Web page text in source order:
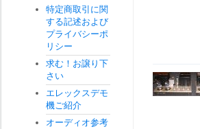
特定商取引に関
する記述および
プライバシーポ
リシー
求む！お譲り下
さい
エレックスデモ
機ご紹介
オーディオ参考